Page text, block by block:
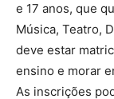
e 17 anos, que
Música, Teatro,
deve estar
ensino e morar
As inscrições